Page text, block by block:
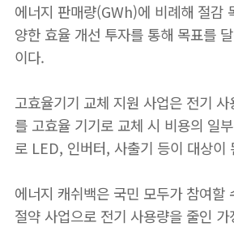
에너지 판매량(GWh)에 비례해 절감
양한 효율 개선 투자를 통해 목표를
이다.
고효율기기 교체 지원 사업은 전기
를 고효율 기기로 교체 시 비용의 일
로 LED, 인버터, 사출기 등이 대상이
에너지 캐쉬백은 국민 모두가 참여할
절약 사업으로 전기 사용량을 줄인